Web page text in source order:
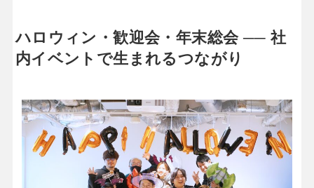
ハロウィン・歓迎会・年末総会 ── 社
内イベントで生まれるつながり